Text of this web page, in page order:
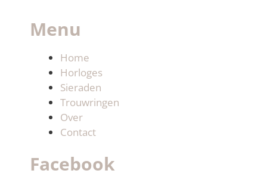
Menu
Home
Horloges
Sieraden
Trouwringen
Over
Contact
Facebook